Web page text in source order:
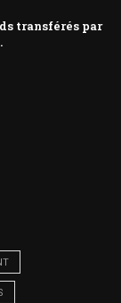
transférés par